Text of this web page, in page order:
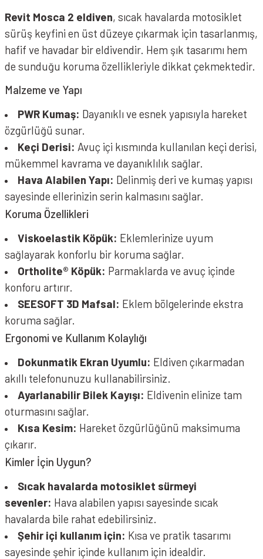
Revit Mosca 2 eldiven, sıcak havalarda motosiklet
sürüş keyfini en üst düzeye çıkarmak için tasarlanmış,
hafif ve havadar bir eldivendir. Hem şık tasarımı hem
de sunduğu koruma özellikleriyle dikkat çekmektedir.
Malzeme ve Yapı
PWR Kumaş: Dayanıklı ve esnek yapısıyla hareket
özgürlüğü sunar.
Keçi Derisi: Avuç içi kısmında kullanılan keçi derisi,
mükemmel kavrama ve dayanıklılık sağlar.
Hava Alabilen Yapı: Delinmiş deri ve kumaş yapısı
sayesinde ellerinizin serin kalmasını sağlar.
Koruma Özellikleri
Viskoelastik Köpük: Eklemlerinize uyum
sağlayarak konforlu bir koruma sağlar.
Ortholite® Köpük: Parmaklarda ve avuç içinde
konforu artırır.
SEESOFT 3D Mafsal: Eklem bölgelerinde ekstra
koruma sağlar.
Ergonomi ve Kullanım Kolaylığı
Dokunmatik Ekran Uyumlu: Eldiven çıkarmadan
akıllı telefonunuzu kullanabilirsiniz.
Ayarlanabilir Bilek Kayışı: Eldivenin elinize tam
oturmasını sağlar.
Kısa Kesim: Hareket özgürlüğünü maksimuma
çıkarır.
Kimler İçin Uygun?
Sıcak havalarda motosiklet sürmeyi
sevenler: Hava alabilen yapısı sayesinde sıcak
havalarda bile rahat edebilirsiniz.
Şehir içi kullanım için: Kısa ve pratik tasarımı
sayesinde şehir içinde kullanım için idealdir.